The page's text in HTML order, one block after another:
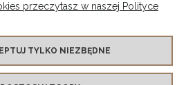
ZAKUPÓW
przeczytasz w naszej Polityce
TYLKO NIEZBĘDNE